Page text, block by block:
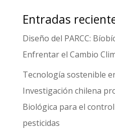
Entradas
Diseño del PARCC:
Enfrentar el Cambio
Tecnología sostenible
Investigación chilena
Biológica para el
pesticidas